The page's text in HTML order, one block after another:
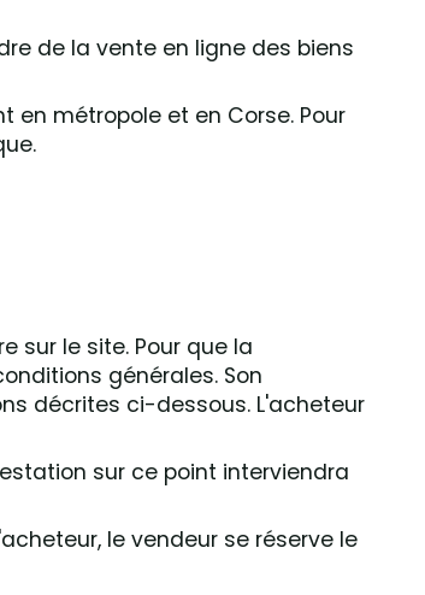
de la vente en ligne des biens
métropole et en Corse. Pour
sur le site. Pour que la
générales. Son
décrites ci-dessous. L'acheteur
sur ce point interviendra
le vendeur se réserve le